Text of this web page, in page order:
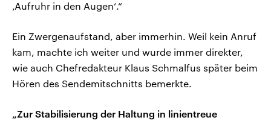
‚Aufruhr in den Augen‘.“
Ein Zwergenaufstand, aber immerhin. Weil kein Anruf
kam, machte ich weiter und wurde immer direkter,
wie auch Chefredakteur Klaus Schmalfus später beim
Hören des Sendemitschnitts bemerkte.
„Zur Stabilisierung der Haltung in linientreue